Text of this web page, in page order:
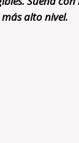
alto nivel.